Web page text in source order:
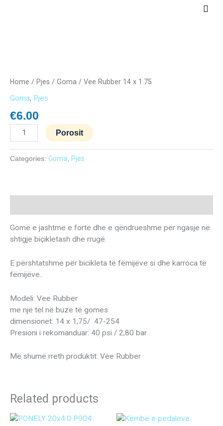
Main
Home / Pjes / Goma / Vee Rubber 14 x 1.75
Goma, Pjes
€6.00
14
1.75
quantity
Porosit
Categories: Goma Pjes
Gomë e jashtme e fortë dhe e qëndrueshme për ngasje në
shtigje biçikletash dhe rrugë.
E përshtatshme për bicikleta të fëmijëve si dhe karroca të
fëmijëve..
Modeli: Vee Rubber
me një tel në buzë të gomës
dimensionet: 14 x 1,75/ 47-254
Presioni i rekomanduar: 40 psi / 2,80 bar
Më shumë rreth produktit: Vee Rubber
Related products